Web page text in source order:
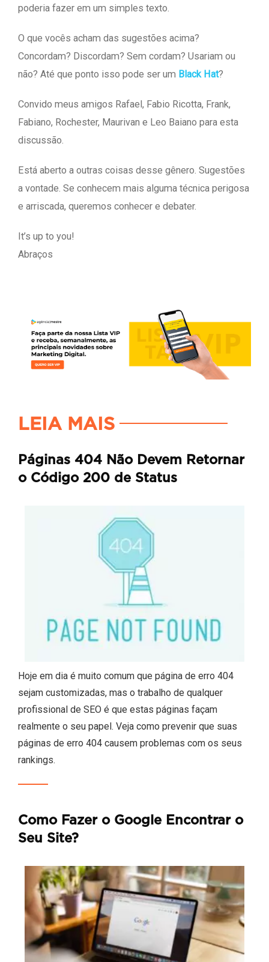
poderia fazer em um simples texto.
O que vocês acham das sugestões acima?
Concordam? Discordam? Sem cordam? Usariam ou
não? Até que ponto isso pode ser um Black Hat?
Convido meus amigos Rafael, Fabio Ricotta, Frank,
Fabiano, Rochester, Maurivan e Leo Baiano para esta
discussão.
Está aberto a outras coisas desse gênero. Sugestões
a vontade. Se conhecem mais alguma técnica perigosa
e arriscada, queremos conhecer e debater.
It’s up to you!
Abraços
LEIA MAIS
Páginas 404 Não Devem Retornar
o Código 200 de Status
Hoje em dia é muito comum que página de erro 404
sejam customizadas, mas o trabalho de qualquer
profissional de SEO é que estas páginas façam
realmente o seu papel. Veja como prevenir que suas
páginas de erro 404 causem problemas com os seus
rankings.
Como Fazer o Google Encontrar o
Seu Site?